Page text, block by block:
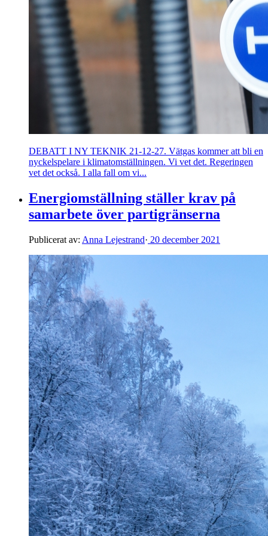
DEBATT I NY TEKNIK 21-12-27. Vätgas kommer att bli en
nyckelspelare i klimatomställningen. Vi vet det. Regeringen
vet det också. I alla fall om vi...
Energiomställning ställer krav på
samarbete över partigränserna
Publicerat av: Anna Lejestrand· 20 december 2021